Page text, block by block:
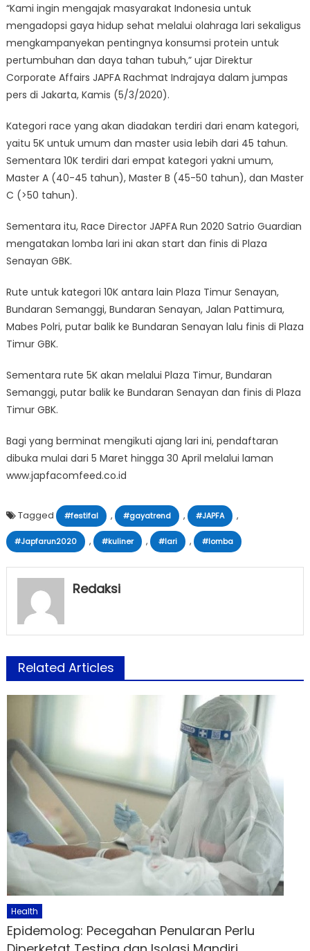
“Kami ingin mengajak masyarakat Indonesia untuk
mengadopsi gaya hidup sehat melalui olahraga lari sekaligus
mengkampanyekan pentingnya konsumsi protein untuk
pertumbuhan dan daya tahan tubuh,” ujar Direktur
Corporate Affairs JAPFA Rachmat Indrajaya dalam jumpas
pers di Jakarta, Kamis (5/3/2020).
Kategori race yang akan diadakan terdiri dari enam kategori,
yaitu 5K untuk umum dan master usia lebih dari 45 tahun.
Sementara 10K terdiri dari empat kategori yakni umum,
Master A (40-45 tahun), Master B (45-50 tahun), dan Master
C (>50 tahun).
Sementara itu, Race Director JAPFA Run 2020 Satrio Guardian
mengatakan lomba lari ini akan start dan finis di Plaza
Senayan GBK.
Rute untuk kategori 10K antara lain Plaza Timur Senayan,
Bundaran Semanggi, Bundaran Senayan, Jalan Pattimura,
Mabes Polri, putar balik ke Bundaran Senayan lalu finis di Plaza
Timur GBK.
Sementara rute 5K akan melalui Plaza Timur, Bundaran
Semanggi, putar balik ke Bundaran Senayan dan finis di Plaza
Timur GBK.
Bagi yang berminat mengikuti ajang lari ini, pendaftaran
dibuka mulai dari 5 Maret hingga 30 April melalui laman
www.japfacomfeed.co.id
Tagged #festifal , #gayatrend , #JAPFA ,
#Japfarun2020 , #kuliner , #lari , #lomba
Redaksi
Related Articles
Health
Epidemolog: Pecegahan Penularan Perlu